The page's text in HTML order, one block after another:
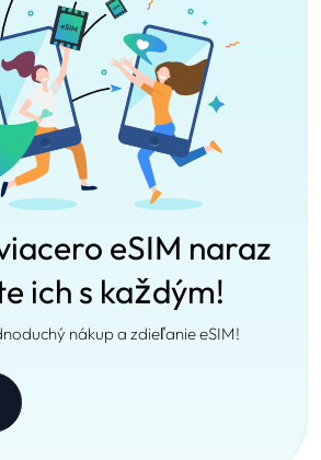
eSIM naraz
ich s každým!
nákup a zdieľanie eSIM!